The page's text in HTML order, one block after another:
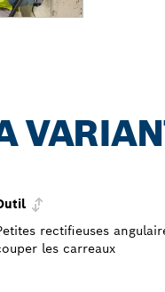
rectifieuses
les carreaux